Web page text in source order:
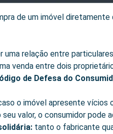
de um imóvel
uma relação entre
venda entre dois
de Defesa do
o imóvel apresente vícios
valor, o consumidor pode
tanto o fabricante